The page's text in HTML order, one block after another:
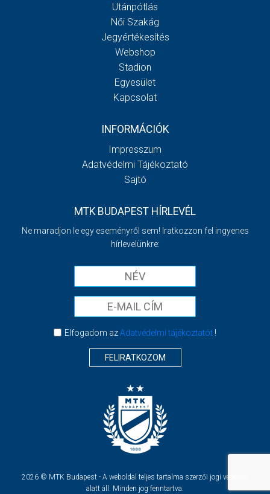
Utánpótlás
Női Szakág
Jegyértékesítés
Webshop
Stadion
Egyesület
Kapcsolat
INFORMÁCIÓK
Impresszum
Adatvédelmi Tájékoztató
Sajtó
MTK BUDAPEST HÍRLEVÉL
Ne maradjon le egy eseményről sem! Iratkozzon fel ingyenes
hírlevelünkre:
Elfogadom azAdatvédelmi tájékoztatót!
FELIRATKOZOM
2026 © MTK Budapest - A weboldal teljes tartalma szerzői jogi védelem
alatt áll. Minden jog fenntartva.